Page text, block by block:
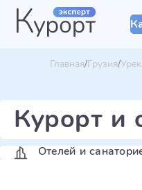
Главная Грузия
Курорт и
Отелей и